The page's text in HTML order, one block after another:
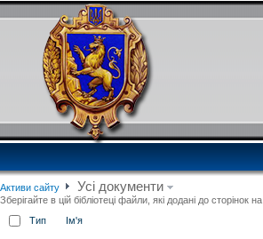
Активи сайту Усі документи
Зберігайте в цій бібліотеці файли, які додані до сторінок
Тип
Ім'я